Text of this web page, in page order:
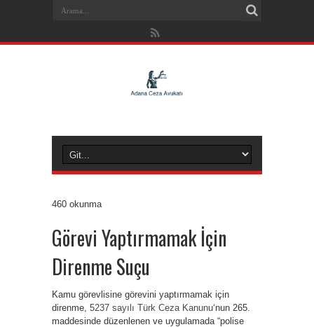
460 okunma
Görevi Yaptırmamak İçin
Direnme Suçu
Kamu görevlisine görevini yaptırmamak için
direnme, 5237 sayılı Türk Ceza Kanunu‘nun 265.
maddesinde düzenlenen ve uygulamada “polise